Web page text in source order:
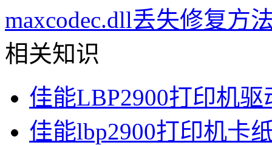
maxcodec.dll丢失修复方
相关知识
佳能LBP2900打印机
佳能lbp2900打印机卡